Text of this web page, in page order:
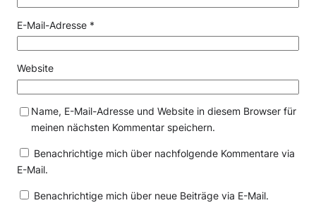
E-Mail-Adresse *
Website
Name, E-Mail-Adresse und Website in diesem Browser für
meinen nächsten Kommentar speichern.
Benachrichtige mich über nachfolgende Kommentare via
E-Mail.
Benachrichtige mich über neue Beiträge via E-Mail.